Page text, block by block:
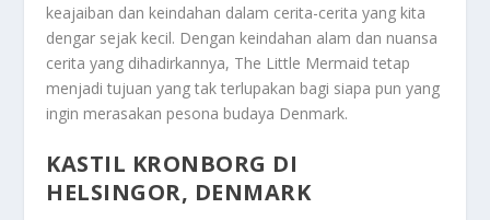
keajaiban dan keindahan dalam cerita-cerita yang kita
dengar sejak kecil. Dengan keindahan alam dan nuansa
cerita yang dihadirkannya, The Little Mermaid tetap
menjadi tujuan yang tak terlupakan bagi siapa pun yang
ingin merasakan pesona budaya Denmark.
KASTIL KRONBORG DI
HELSINGOR, DENMARK